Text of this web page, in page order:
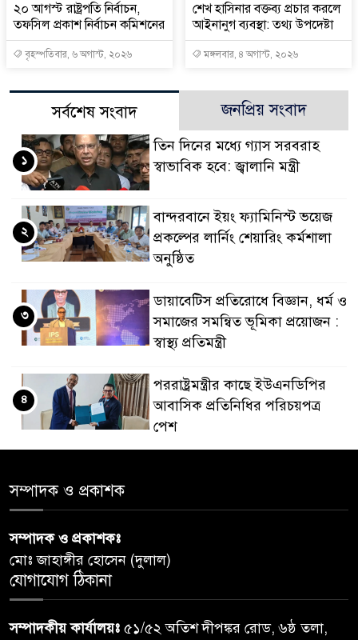
২০ আগস্ট রাষ্ট্রপতি নির্বাচন,
তফসিল প্রকাশ নির্বাচন কমিশনের
বৃহস্পতিবার, ৬ অগাস্ট, ২০২৬
শেখ হাসিনার বক্তব্য প্রচার করলে
আইনানুগ ব্যবস্থা: তথ্য উপদেষ্টা
মঙ্গলবার, ৪ অগাস্ট, ২০২৬
সর্বশেষ সংবাদ জনপ্রিয় সংবাদ
তিন দিনের মধ্যে গ্যাস সরবরাহ
স্বাভাবিক হবে: জ্বালানি মন্ত্রী
১
বান্দরবানে ইয়ং ফ্যামিনিস্ট ভয়েজ
প্রকল্পের লার্নিং শেয়ারিং কর্মশালা
অনুষ্ঠিত
২
ডায়াবেটিস প্রতিরোধে বিজ্ঞান, ধর্ম ও
সমাজের সমন্বিত ভূমিকা প্রয়োজন :
স্বাস্থ্য প্রতিমন্ত্রী
৩
পররাষ্ট্রমন্ত্রীর কা‌ছে ইউএনডিপির
আবাসিক প্রতিনিধির পরিচয়পত্র
পেশ
৪
উপহার
৫
২০ আগস্ট রাষ্ট্রপতি নির্বাচন,
তফসিল প্রকাশ নির্বাচন কমিশনের
৬
বান্দরবান বিজিবি সেক্টর সদর দপ্তর
সম্পাদক ও প্রকাশক
সম্পাদক ও প্রকাশকঃ
মোঃ জাহাঙ্গীর হোসেন (দুলাল)
যোগাযোগ ঠিকানা
সম্পাদকীয় কার্যালয়ঃ ৫১/৫২ অতিশ দীপঙ্কর রোড, ৬ষ্ঠ তলা,